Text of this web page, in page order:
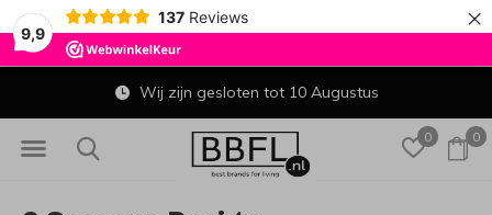
9,9
137 Reviews ×
0 0
Wij zijn gesloten tot 10 Augustus